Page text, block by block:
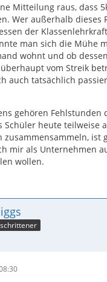
Mitteilung raus, dass
Wer außerhalb dieses
der
man sich die Mühe
wohnt und ob dessen
vom Streik
auch tatsächlich
gehören Fehlstunden
Schüler heute teilweise
zusammensammeln, ist
mir als Unternehmen
wollen.